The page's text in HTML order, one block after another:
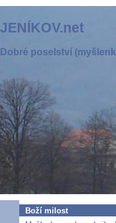
JENÍKOV.net
Dobré poselství
Boží milost